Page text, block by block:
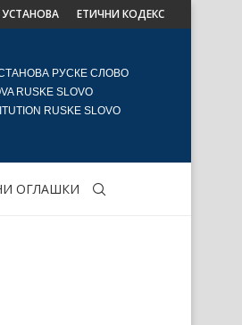
УСТАНОВА ЕТИЧНИ КОДЕКС
РУСКЕ СЛОВО
RUSKE SLOVO
RUSKE SLOVO
ОГЛАШКИ